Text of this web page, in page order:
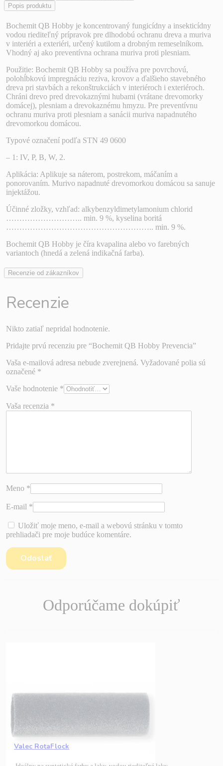
Popis produktu
Bochemit QB Hobby je koncentrovaný fungicídny a insekticídny
vodou riediteľný prípravok pre dlhodobú ochranu dreva a muriva
v interiéri a exteriéri, určený kutilom a drobným remeselníkom.
Vhodný aj ako preventívna ochrana muriva proti plesniam.
Použitie: Bochemit QB Hobby sa používa pre povrchovú,
polohĺbkovú impregnáciu reziva, krovov a ďalšieho stavebného
dreva pri stavbách a rekonštrukciách v interiéroch i exteriéroch.
Chráni drevo pred drevokaznými hubami (vrátane drevomorky
domácej), plesniam a drevokaznému hmyzu. Pre preventívnu
ochranu muriva proti plesniam a sanácii muriva napadnutého
drevomorkou domácou.
Typové označení podľa STN 49 0600
– 1: IV, P, B, W, 2.
Aplikácia: Aplikuje sa náterom, postrekom, máčaním a
ponorovaním. Murivo napadnuté drevomorkou domácou sa sanuje
injektážou.
Účinné zložky, vzhľad: alkybenzyldimetylamonium chlorid
……………………….. min. 9 %, kyselina boritá
……………………………………………….. min. 9 %.
Bochemit QB Hobby je číra kvapalina alebo vo farebných
variantoch (hnedá a zelená indikačná farba).
Recenzie od zákazníkov
Recenzie
Nikto zatiaľ nepridal hodnotenie.
Pridajte prvú recenziu pre “Bochemit QB Hobby Prevencia”
Vaša e-mailová adresa nebude zverejnená. Vyžadované polia sú
označené *
Vaše hodnotenie *
Vaša recenzia *
Meno *
E-mail *
Uložiť moje meno, e-mail a webovú stránku v tomto
prehliadači pre moje budúce komentáre.
Odporúčame dokúpiť
Valec RotaFlock